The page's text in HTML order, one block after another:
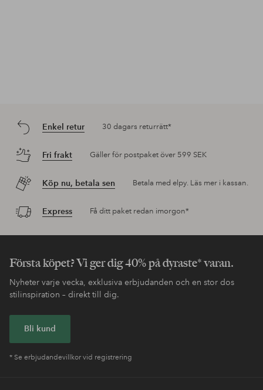
Enkel retur 30 dagars returrätt*
Fri frakt Gäller för postpaket över 599 SEK
Köp nu, betala sen Betala med elpy. Läs mer i kassan.
Express Få ditt paket redan imorgon*
Första köpet? Vi ger dig 40% på dyraste* varan.
Nyheter varje vecka, exklusiva erbjudanden och en stor dos
stilinspiration – direkt till dig.
Bli kund
* Se erbjudandevillkor vid registrering